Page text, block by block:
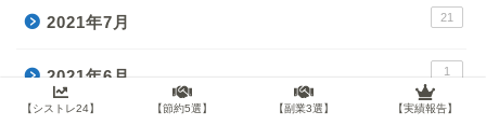
2021年7月 21
2021年6月 1
【シストレ24】 【節約5選】 【副業3選】 【実績報告】